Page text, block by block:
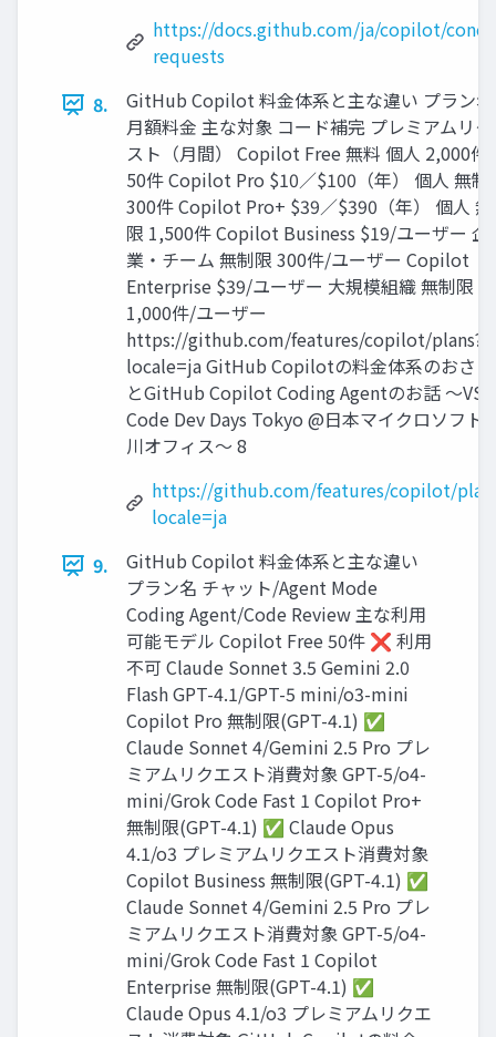
https://docs.github.com/ja/copilot/
requests
8.
GitHub Copilot 料金体系と主な違い プラン名
月額料金 主な対象 コード補完 プレミアムリ
スト（月間） Copilot Free 無料 個人 2,000件
50件 Copilot Pro $10／$100（年） 個人 無制
300件 Copilot Pro+ $39／$390（年） 個人
限 1,500件 Copilot Business $19/ユーザー 企
業・チーム 無制限 300件/ユーザー Copilot
Enterprise $39/ユーザー 大規模組織 無制限
1,000件/ユーザー
https://github.com/features/copilot/plans?
locale=ja GitHub Copilotの料金体系のおさ
とGitHub Copilot Coding Agentのお話 〜VS
Code Dev Days Tokyo @日本マイクロソフト
川オフィス〜 8
https://github.com/features/copilot/
locale=ja
9.
GitHub Copilot 料金体系と主な違い
プラン名 チャット/Agent Mode
Coding Agent/Code Review 主な利用
可能モデル Copilot Free 50件 ❌ 利用
不可 Claude Sonnet 3.5 Gemini 2.0
Flash GPT-4.1/GPT-5 mini/o3-mini
Copilot Pro 無制限(GPT-4.1) ✅
Claude Sonnet 4/Gemini 2.5 Pro プレ
ミアムリクエスト消費対象 GPT-5/o4-
mini/Grok Code Fast 1 Copilot Pro+
無制限(GPT-4.1) ✅ Claude Opus
4.1/o3 プレミアムリクエスト消費対象
Copilot Business 無制限(GPT-4.1) ✅
Claude Sonnet 4/Gemini 2.5 Pro プレ
ミアムリクエスト消費対象 GPT-5/o4-
mini/Grok Code Fast 1 Copilot
Enterprise 無制限(GPT-4.1) ✅
Claude Opus 4.1/o3 プレミアムリクエ